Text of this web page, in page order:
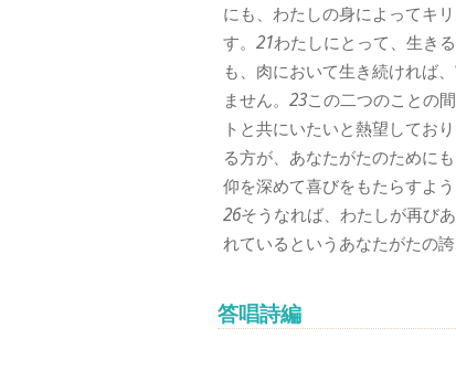
にも、わたしの身によってキ
す。 21わたしにとって、生き
も、肉において生き続ければ
ません。 23この二つのことの
トと共にいたいと熱望してお
る方が、あなたがたのためにも
仰を深めて喜びをもたらすよ
26そうなれば、わたしが再び
れているというあなたがたの
答唱詩編